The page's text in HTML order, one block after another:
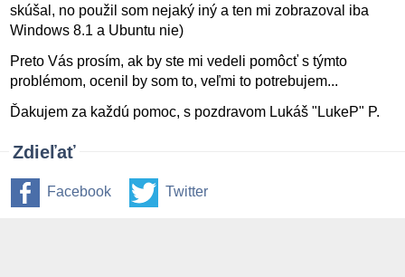
skúšal, no použil som nejaký iný a ten mi zobrazoval iba
Windows 8.1 a Ubuntu nie)
Preto Vás prosím, ak by ste mi vedeli pomôcť s týmto
problémom, ocenil by som to, veľmi to potrebujem...
Ďakujem za každú pomoc, s pozdravom Lukáš "LukeP" P.
Zdieľať
Facebook Twitter